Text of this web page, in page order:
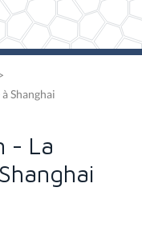
Shanghai
- La